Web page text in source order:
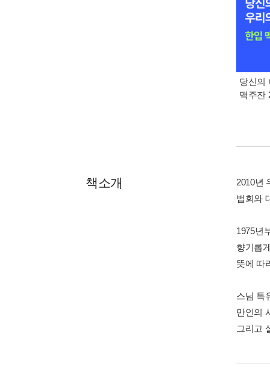
당신의
맥주잔
책소개
2010년
법회와
1975년
향기롭
뜻에 따
스님 특
만인의
그리고